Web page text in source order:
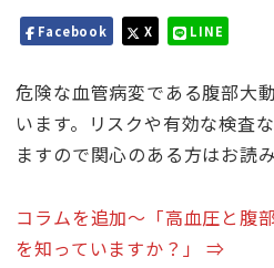
Facebook X LINE
危険な血管病変である腹部大
います。リスクや有効な検査
ますので関心のある方はお読
コラムを追加〜「高血圧と腹
を知っていますか？」 ⇒